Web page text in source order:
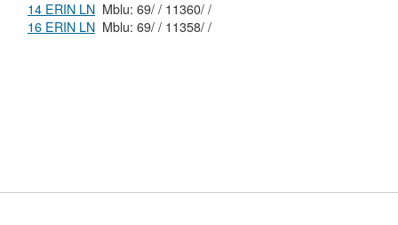
14 ERIN LN
Mblu: 69/ / 11360/ /
16 ERIN LN
Mblu: 69/ / 11358/ /